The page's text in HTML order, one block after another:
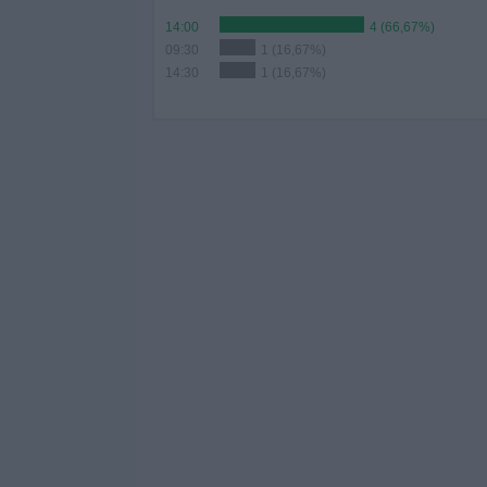
14:00
4 (66,67%)
09:30
1 (16,67%)
14:30
1 (16,67%)